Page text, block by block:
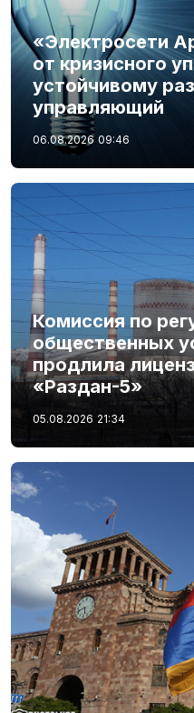
«Электросети
от кризисного
устойчивому
управляющий
06.08.2026 09:46
Комиссия по
общественных
продлила
«Раздан-5»
05.08.2026 21:34